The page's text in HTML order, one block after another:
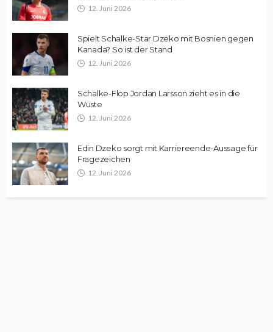
12. Juni 2026
Spielt Schalke-Star Dzeko mit Bosnien gegen
Kanada? So ist der Stand
12. Juni 2026
Schalke-Flop Jordan Larsson zieht es in die
Wüste
12. Juni 2026
Edin Dzeko sorgt mit Karriereende-Aussage für
Fragezeichen
12. Juni 2026